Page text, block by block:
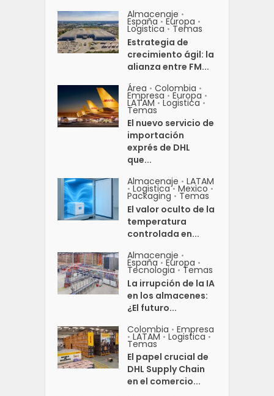
Almacenaje •
España • Europa •
Logistica • Temas
Estrategia de
crecimiento ágil: la
alianza entre FM...
Área • Colombia •
Empresa • Europa •
LATAM • Logistica •
Temas
El nuevo servicio de
importación
exprés de DHL
que...
Almacenaje • LATAM
• Logistica • Mexico •
Packaging • Temas
El valor oculto de la
temperatura
controlada en...
Almacenaje •
España • Europa •
Tecnologia • Temas
La irrupción de la IA
en los almacenes:
¿El futuro...
Colombia • Empresa
• LATAM • Logistica •
Temas
El papel crucial de
DHL Supply Chain
en el comercio...